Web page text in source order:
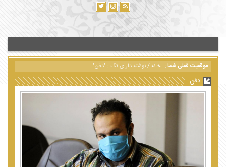
موقعیت فعلی شما : خانه/نوشته دارای تگ : "دفن"
دفن